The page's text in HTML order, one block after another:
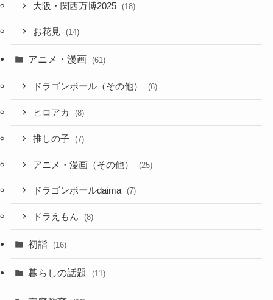
大阪・関西万博2025 (18)
お花見 (14)
アニメ・漫画 (61)
ドラゴンボール（その他） (6)
ヒロアカ (8)
推しの子 (7)
アニメ・漫画（その他） (25)
ドラゴンボールdaima (7)
ドラえもん (8)
初詣 (16)
暮らしの話題 (11)